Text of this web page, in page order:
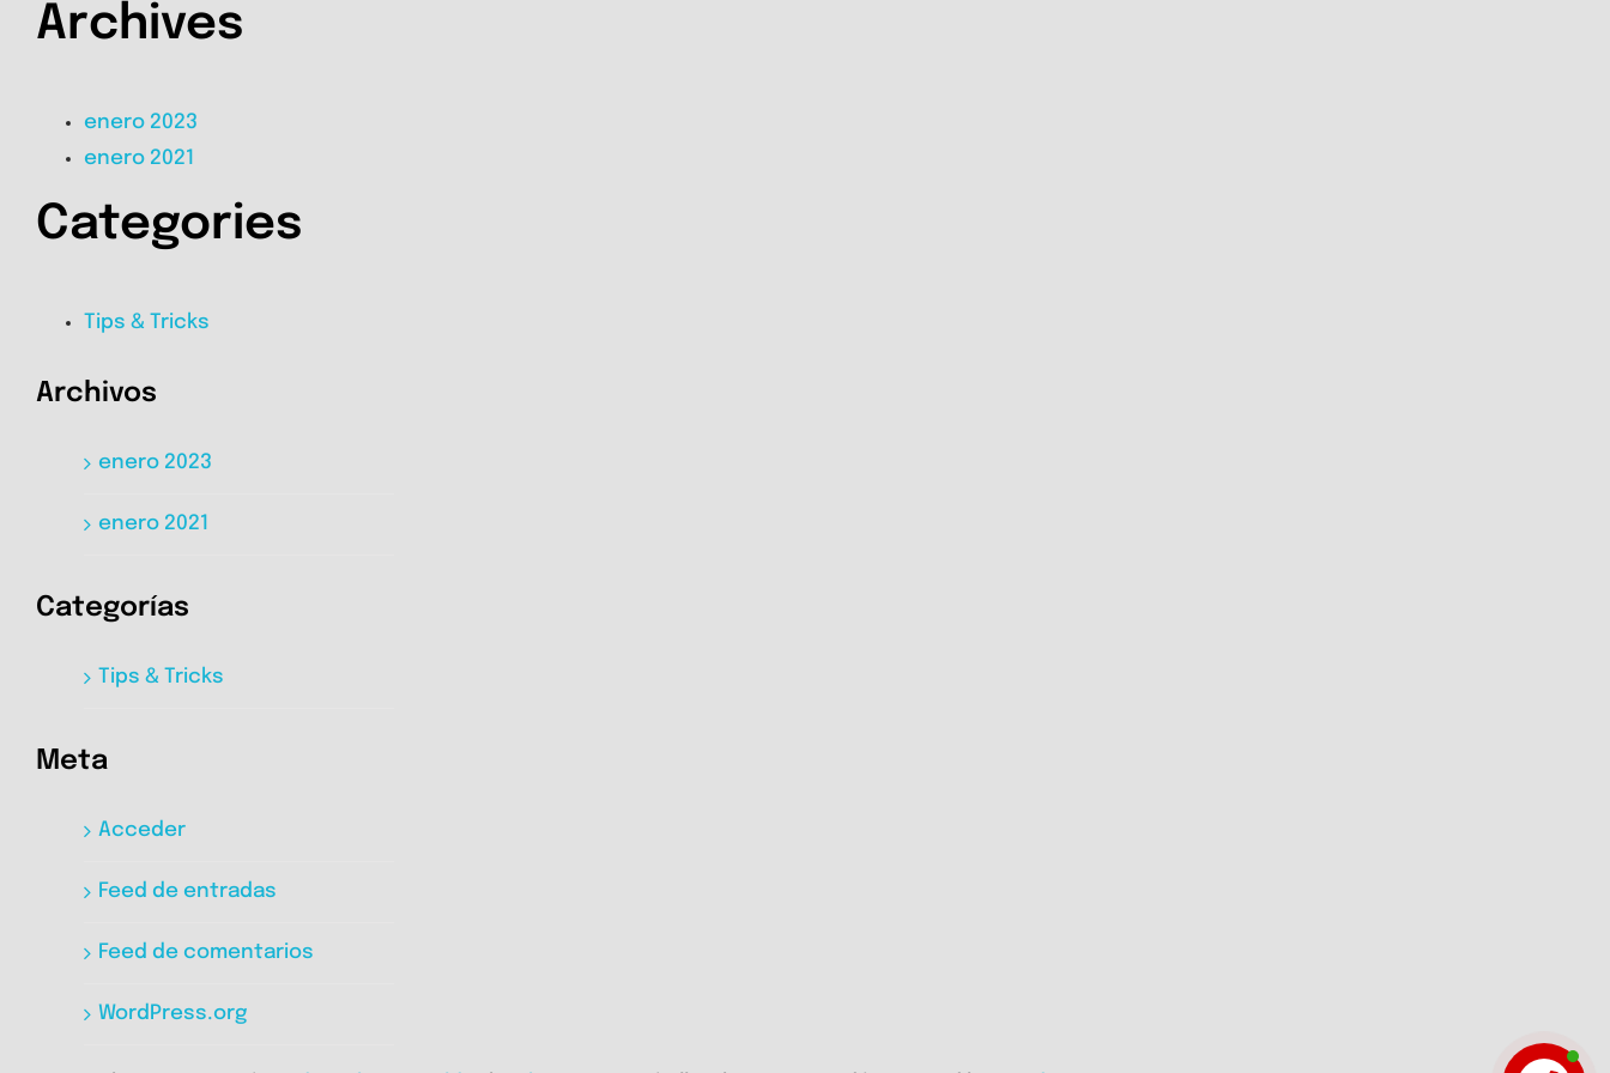
Archives
enero 2023
enero 2021
Categories
Tips & Tricks
Archivos
enero 2023
enero 2021
Categorías
Tips & Tricks
Meta
Acceder
Feed de entradas
Feed de comentarios
WordPress.org